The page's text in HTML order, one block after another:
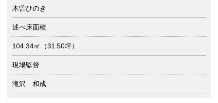
木曽ひのき
述べ床面積
104.34㎡（31.50坪）
現場監督
滝沢 和成